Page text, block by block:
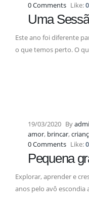
0 Comments Like:0
Uma
Este ano foi diferente
o que temos perto. O
19/03/2020 By
amor, brincar,
0 Comments Like:0
Pequena
Explorar, aprender e
anos pelo avô escondia